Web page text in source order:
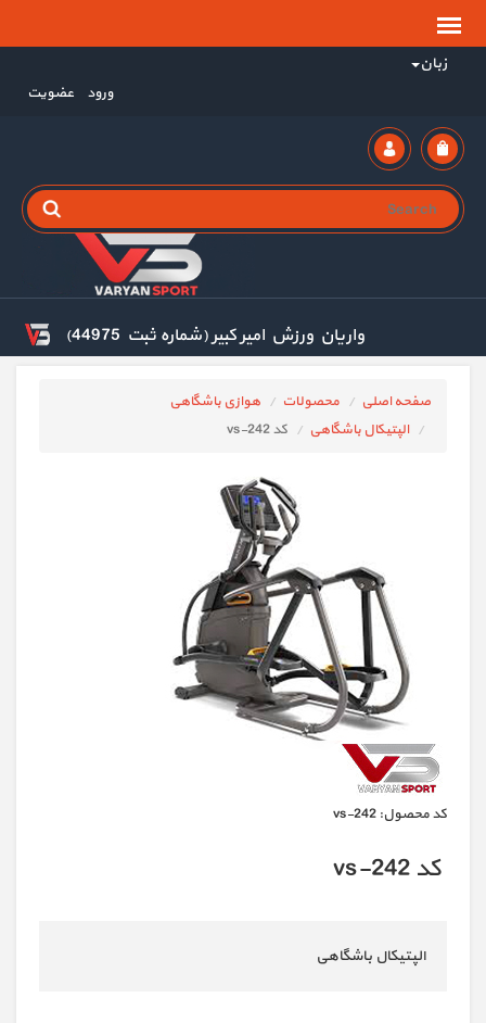
زبان
ورود عضویت
واریان ورزش امیر کبیر (شماره ثبت 44975)
صفحه اصلی محصولات
هوازی باشگاهی
الپتیکال باشگاهی
کد vs-242
كد محصول: vs-242
کد vs-242
الپتیکال باشگاهی